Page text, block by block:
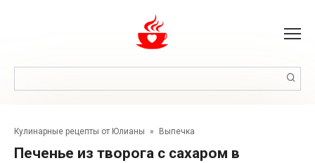
Кулинарные рецепты от Юлианы » Выпечка
Печенье из творога с сахаром в